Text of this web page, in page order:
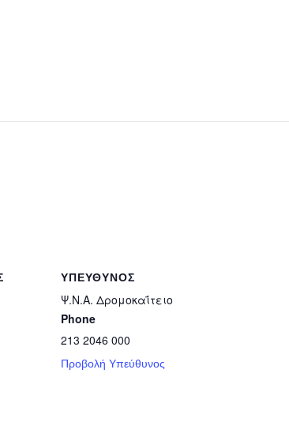
ΥΠΕΎΘΥΝΟΣ
Ψ.Ν.Α. Δρομοκαΐτειο
Phone
213 2046 000
Προβολή Υπεύθυνος